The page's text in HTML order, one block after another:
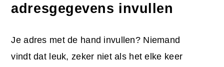
adresgegevens invullen
Je adres met de hand invullen? Niemand
vindt dat leuk, zeker niet als het elke keer